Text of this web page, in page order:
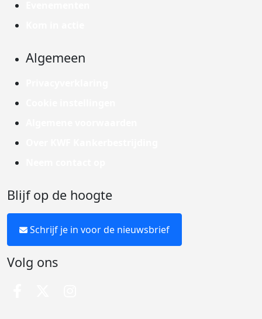
Algemeen
Blijf op de hoogte
Schrijf je in voor de nieuwsbrief
Volg ons